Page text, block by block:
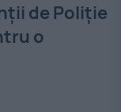
de Poliție
o